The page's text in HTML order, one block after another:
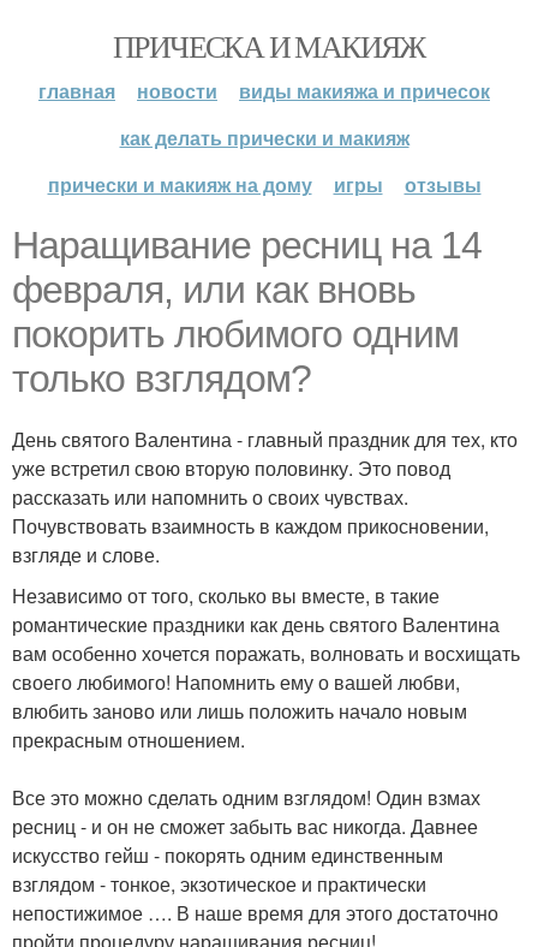
ПРИЧЕСКА И МАКИЯЖ
главная новости
виды макияжа и причесок
как делать прически и макияж
прически и макияж на дому
игры отзывы
Наращивание ресниц на 14
февраля, или как вновь
покорить любимого одним
только взглядом?
День святого Валентина - главный праздник для тех, кто
уже встретил свою вторую половинку. Это повод
рассказать или напомнить о своих чувствах.
Почувствовать взаимность в каждом прикосновении,
взгляде и слове.
Независимо от того, сколько вы вместе, в такие
романтические праздники как день святого Валентина
вам особенно хочется поражать, волновать и восхищать
своего любимого! Напомнить ему о вашей любви,
влюбить заново или лишь положить начало новым
прекрасным отношением.
Все это можно сделать одним взглядом! Один взмах
ресниц - и он не сможет забыть вас никогда. Давнее
искусство гейш - покорять одним единственным
взглядом - тонкое, экзотическое и практически
непостижимое …. В наше время для этого достаточно